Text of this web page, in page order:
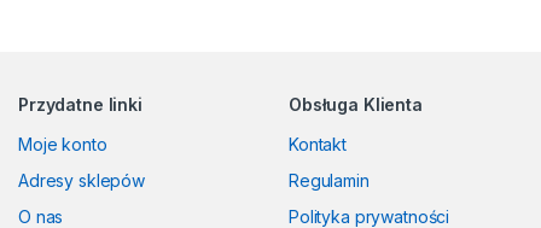
Przydatne linki
Moje konto
Adresy sklepów
O nas
Obsługa Klienta
Kontakt
Regulamin
Polityka prywatności